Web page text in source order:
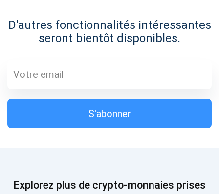
D'autres fonctionnalités intéressantes
seront bientôt disponibles.
S'abonner
700 000
S'ABONNER
Découvrez notre YouTube
S'abonner
Explorez plus de crypto-monnaies prises